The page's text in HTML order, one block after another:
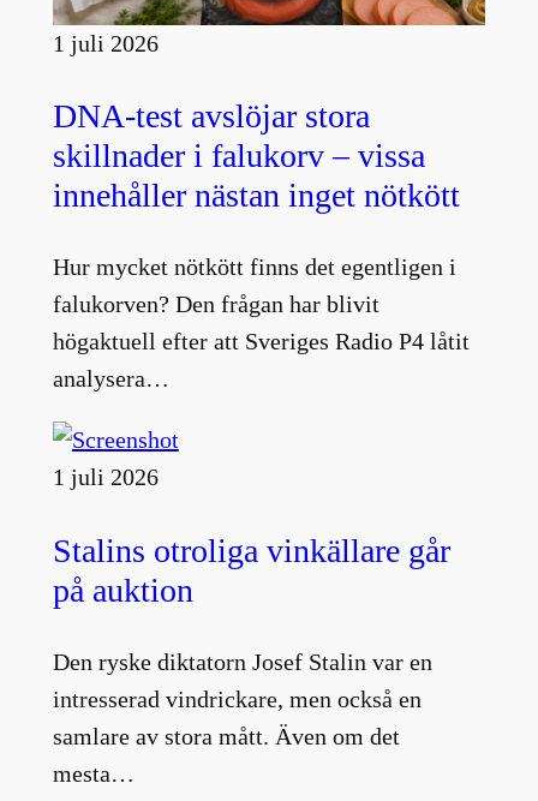
1 juli 2026
DNA-test avslöjar stora
skillnader i falukorv – vissa
innehåller nästan inget nötkött
Hur mycket nötkött finns det egentligen i
falukorven? Den frågan har blivit
högaktuell efter att Sveriges Radio P4 låtit
analysera…
1 juli 2026
Stalins otroliga vinkällare går
på auktion
Den ryske diktatorn Josef Stalin var en
intresserad vindrickare, men också en
samlare av stora mått. Även om det
mesta…